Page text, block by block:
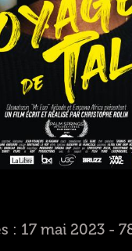
: 17 mai 2023 -